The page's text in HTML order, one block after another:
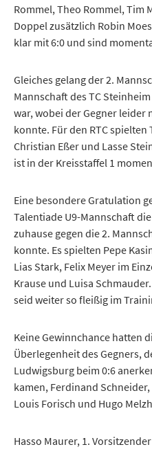
Rommel, Theo Rommel, Tim
Doppel zusätzlich Robin
klar mit 6:0 und sind
Gleiches gelang der 2.
Mannschaft des TC
war, wobei der Gegner leider
konnte. Für den RTC
Christian Eßer und Lasse
ist in der Kreisstaffel 1
Eine besondere Gratulation
Talentiade U9-Mannschaft
zuhause gegen die 2.
konnte. Es spielten Pepe
Lias Stark, Felix Meyer im
Krause und Luisa
seid weiter so fleißig im
Keine Gewinnchance hatten
Überlegenheit des Gegners,
Ludwigsburg beim 0:6
kamen, Ferdinand
Louis Forisch und Hugo
Hasso Maurer, 1. Vorsitzender